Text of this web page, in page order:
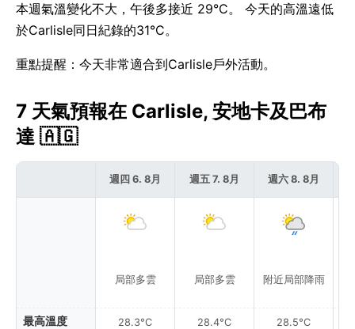
本週氣溫變化不大，午後多接近 29°C。 今天的高溫遠低
於Carlisle同日紀錄的31°C。
重點提醒：今天非常適合到Carlisle戶外活動。
7 天氣預報在 Carlisle, 安地卡及巴布
達 🇦🇬
最高溫度
週四 6. 8月
局部多雲
28.3°C
週五 7. 8月
局部多雲
28.4°C
週六 8. 8月
附近局部降雨
28.5°C